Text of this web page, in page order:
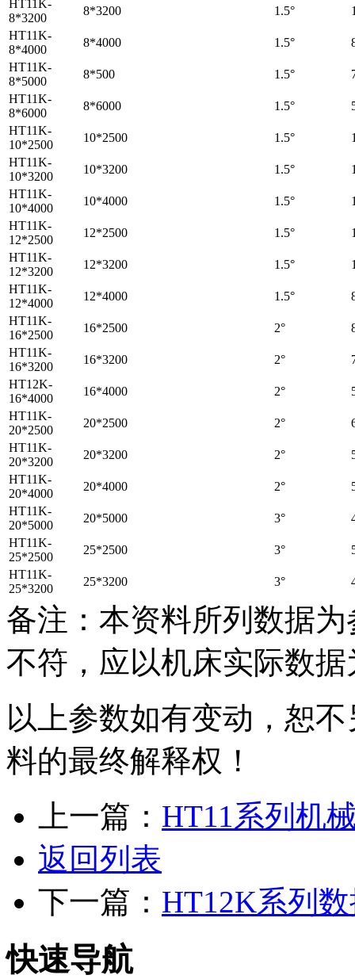
HT11K-
8*3200
8*3200 1.5°
HT11K-
8*4000
8*4000 1.5°
HT11K-
8*5000
8*500 1.5°
HT11K-
8*6000
8*6000 1.5°
HT11K-
10*2500
10*2500 1.5°
HT11K-
10*3200
10*3200 1.5°
HT11K-
10*4000
10*4000 1.5°
HT11K-
12*2500
12*2500 1.5°
HT11K-
12*3200
12*3200 1.5°
HT11K-
12*4000
12*4000 1.5°
HT11K-
16*2500
16*2500 2°
HT11K-
16*3200
16*3200 2°
HT12K-
16*4000
16*4000 2°
HT11K-
20*2500
20*2500 2°
HT11K-
20*3200
20*3200 2°
HT11K-
20*4000
20*4000 2°
HT11K-
20*5000
20*5000 3°
HT11K-
25*2500
25*2500 3°
HT11K-
25*3200
25*3200 3°
备注：本资料所列数据
不符，应以机床实际数据
以上参数如有变动，恕
料的最终解释权！
上一篇： HT11系列机
返回列表
下一篇： HT12K系列
快速导航